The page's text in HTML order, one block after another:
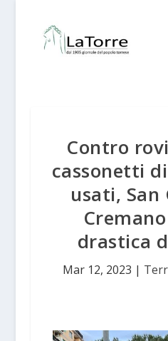
Contro
cassonetti
usati, San
drastica
Mar 12, 2023 |